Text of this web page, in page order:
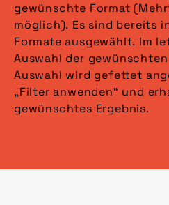
gewünschte Format
möglich). Es sind bereits
Formate ausgewählt. Im
Auswahl der
Auswahl wird gefettet
„Filter anwenden“ und
gewünschtes Ergebnis.